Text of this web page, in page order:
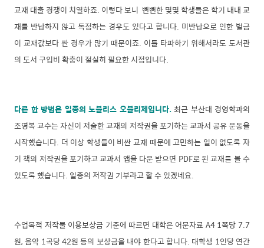
교재 대출 경쟁이 치열하죠. 이렇다 보니 뻔뻔한 몇몇 학생들은 학기 내내 교
재를 반납하지 않고 독점하는 경우도 있다고 합니다. 미반납으로 인한 벌금
이 교재값보다 싼 경우가 많기 때문이죠. 이를 타파하기 위해서라도 도서관
의 도서 구입비 확충이 절실히 필요한 시점입니다.
다른 한 방법은 일종의 노블리스 오블리제입니다.최근 부산대 경영학과의
조영복 교수는 자신이 저술한 교재의 저작권을 포기하는 교과서 공유 운동을
시작했습니다. 더 이상 학생들이 비싼 교재 때문에 고민하는 일이 없도록 자
기 책의 저작권을 포기하고 교과서 앱을 다운 받으면 PDF로 된 교재를 볼 수
있도록 했습니다. 일종의 저작권 기부라고 할 수 있겠네요.
수업목적 저작물 이용보상금 기준에 따르면 대학은 어문자료 A4 1쪽당 7.7
원, 음악 1곡당 42원 등의 보상금을 내야 한다고 합니다. 대학생 1인당 연간